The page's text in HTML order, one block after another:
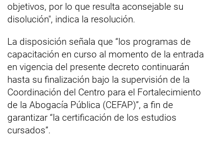
objetivos, por lo que resulta aconsejable su
disolución", indica la resolución.
La disposición señala que “los programas de
capacitación en curso al momento de la entrada
en vigencia del presente decreto continuarán
hasta su finalización bajo la supervisión de la
Coordinación del Centro para el Fortalecimiento
de la Abogacía Pública (CEFAP)”, a fin de
garantizar “la certificación de los estudios
cursados”.